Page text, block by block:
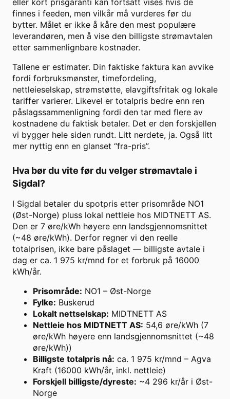
eller kort prisgaranti kan fortsatt vises hvis de
finnes i feeden, men vilkår må vurderes før du
bytter. Målet er ikke å kåre den mest populære
leverandøren, men å vise den billigste strømavtalen
etter sammenlignbare kostnader.
Tallene er estimater. Din faktiske faktura kan avvike
fordi forbruksmønster, timefordeling,
nettleieselskap, strømstøtte, elavgiftsfritak og lokale
tariffer varierer. Likevel er totalpris bedre enn ren
påslagssammenligning fordi den tar med flere av
kostnadene du faktisk betaler. Det er den forskjellen
vi bygger hele siden rundt. Litt nerdete, ja. Også litt
mer nyttig enn en glanset “fra-pris”.
Hva bør du vite før du velger strømavtale i
Sigdal?
I Sigdal betaler du spotpris etter prisområde NO1
(Øst-Norge) pluss lokal nettleie hos MIDTNETT AS.
Den er 7 øre/kWh høyere enn landsgjennomsnittet
(~48 øre/kWh). Derfor regner vi den reelle
totalprisen, ikke bare påslaget — billigste avtale i
dag er ca. 1 975 kr/mnd for et forbruk på 16000
kWh/år.
Prisområde: NO1 – Øst-Norge
Fylke: Buskerud
Lokalt nettselskap: MIDTNETT AS
Nettleie hos MIDTNETT AS: 54,6 øre/kWh (7
øre/kWh høyere enn landsgjennomsnittet (~48
øre/kWh))
Billigste totalpris nå: ca. 1 975 kr/mnd – Agva
Kraft (16000 kWh/år, inkl. nettleie)
Forskjell billigste/dyreste: ~4 296 kr/år i Øst-
Norge